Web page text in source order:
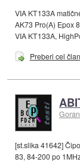
VIA KT133A
AK73 Pro(A) Epox
VIA KT133A,
Preberi cel
[st.slika 41642]
83, 84-200 po